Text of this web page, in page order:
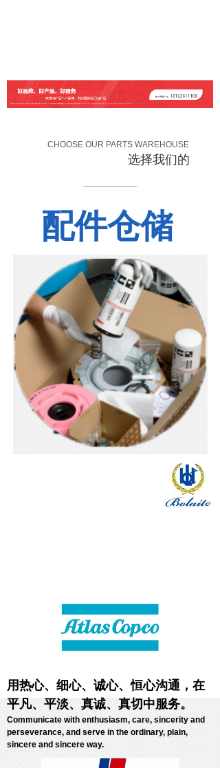
配件仓储
选择我们的
CHOOSE OUR PARTS WAREHOUSE
用热心、细心、诚心、恒心沟通，在
平凡、平淡、真诚、真切中服务。
Communicate with enthusiasm, care, sincerity and
perseverance, and serve in the ordinary, plain,
sincere and sincere way.